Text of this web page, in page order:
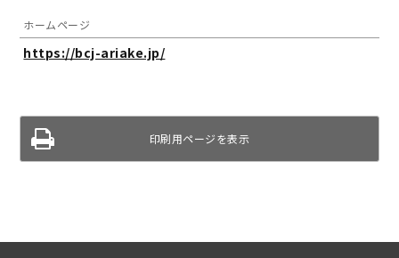
ホームページ
https://bcj-ariake.jp/
印刷用ページを表示